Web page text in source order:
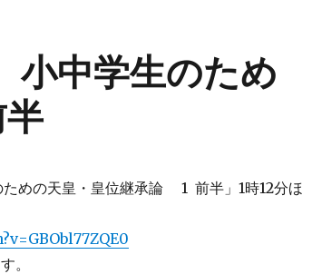
小中学生のため
めの天皇・皇位継承論 1 前半」1時12分ほ
。